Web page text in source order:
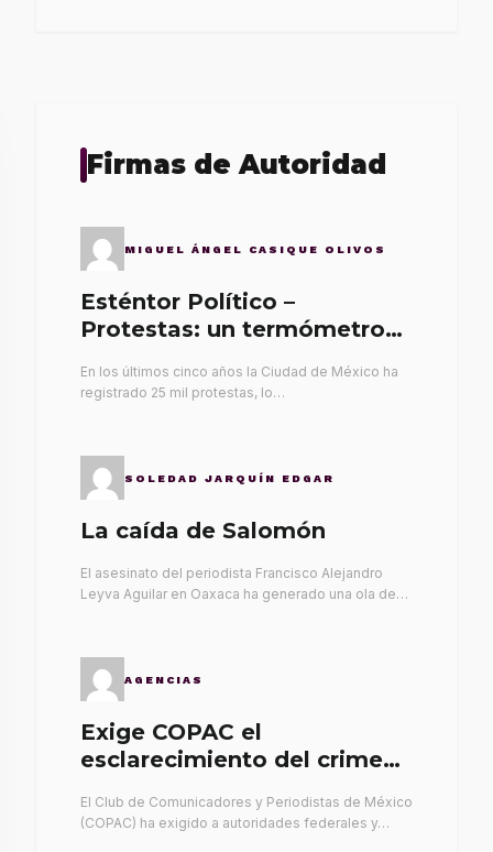
Firmas de Autoridad
MIGUEL ÁNGEL CASIQUE OLIVOS
Esténtor Político –
Protestas: un termómetro
En los últimos cinco años la Ciudad de México ha
registrado 25 mil protestas, lo…
SOLEDAD JARQUÍN EDGAR
La caída de Salomón
El asesinato del periodista Francisco Alejandro
Leyva Aguilar en Oaxaca ha generado una ola de…
AGENCIAS
Exige COPAC el
esclarecimiento del crimen
El Club de Comunicadores y Periodistas de México
(COPAC) ha exigido a autoridades federales y…